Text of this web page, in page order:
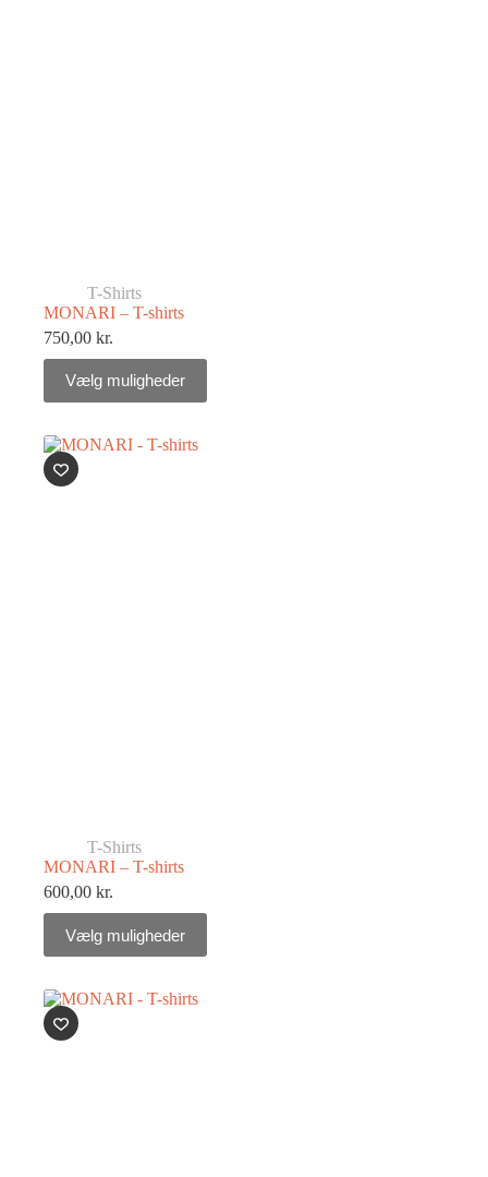
T-Shirts
MONARI – T-shirts
750,00 kr.
Vælg muligheder
T-Shirts
MONARI – T-shirts
600,00 kr.
Vælg muligheder